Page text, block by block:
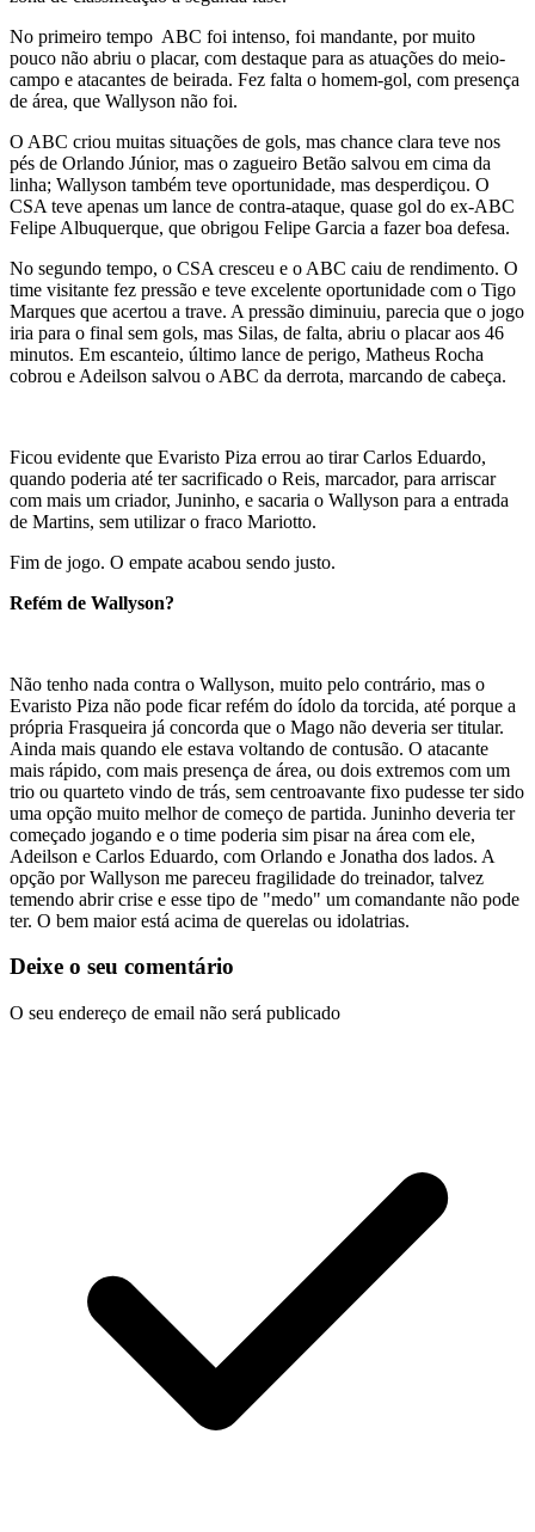
No primeiro tempo ABC foi intenso, foi mandante, por muito
pouco não abriu o placar, com destaque para as atuações do meio-
campo e atacantes de beirada. Fez falta o homem-gol, com presença
de área, que Wallyson não foi.
O ABC criou muitas situações de gols, mas chance clara teve nos
pés de Orlando Júnior, mas o zagueiro Betão salvou em cima da
linha; Wallyson também teve oportunidade, mas desperdiçou. O
CSA teve apenas um lance de contra-ataque, quase gol do ex-ABC
Felipe Albuquerque, que obrigou Felipe Garcia a fazer boa defesa.
No segundo tempo, o CSA cresceu e o ABC caiu de rendimento. O
time visitante fez pressão e teve excelente oportunidade com o Tigo
Marques que acertou a trave. A pressão diminuiu, parecia que o jogo
iria para o final sem gols, mas Silas, de falta, abriu o placar aos 46
minutos. Em escanteio, último lance de perigo, Matheus Rocha
cobrou e Adeilson salvou o ABC da derrota, marcando de cabeça.
Ficou evidente que Evaristo Piza errou ao tirar Carlos Eduardo,
quando poderia até ter sacrificado o Reis, marcador, para arriscar
com mais um criador, Juninho, e sacaria o Wallyson para a entrada
de Martins, sem utilizar o fraco Mariotto.
Fim de jogo. O empate acabou sendo justo.
Refém de Wallyson?
Não tenho nada contra o Wallyson, muito pelo contrário, mas o
Evaristo Piza não pode ficar refém do ídolo da torcida, até porque a
própria Frasqueira já concorda que o Mago não deveria ser titular.
Ainda mais quando ele estava voltando de contusão. O atacante
mais rápido, com mais presença de área, ou dois extremos com um
trio ou quarteto vindo de trás, sem centroavante fixo pudesse ter sido
uma opção muito melhor de começo de partida. Juninho deveria ter
começado jogando e o time poderia sim pisar na área com ele,
Adeilson e Carlos Eduardo, com Orlando e Jonatha dos lados. A
opção por Wallyson me pareceu fragilidade do treinador, talvez
temendo abrir crise e esse tipo de "medo" um comandante não pode
ter. O bem maior está acima de querelas ou idolatrias.
Deixe o seu comentário
O seu endereço de email não será publicado